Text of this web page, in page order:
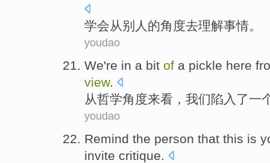
学会从别人 的角度去理解事情。
youdao
We're in a bit of a pickle here
view.
从哲学角度来看， 我们陷入 了一
youdao
Remind the person that this is
invite critique.